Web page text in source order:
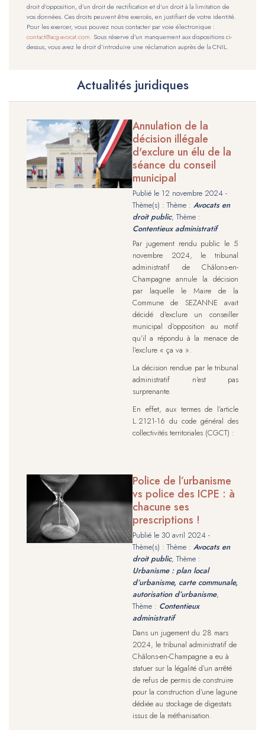
droit d’opposition, d’un droit de rectification et d’un droit à la limitation de
vos données. Ces droits peuvent être exercés, en justifiant de votre identité.
Pour les exercer, vous pouvez nous contacter par voie électronique :
contact@acg-avocat.com. Sous réserve d’un manquement aux dispositions ci-
dessus, vous avez le droit d’introduire une réclamation auprès de la CNIL.
Actualités juridiques
Annulation de la
décision illégale
d'exclure un élu de la
séance du conseil
municipal
Publié le 12 novembre 2024 -
Thème(s) : Thème : Avocats en
droit public, Thème :
Contentieux administratif
Par jugement rendu public le 5
novembre 2024, le tribunal
administratif de Châlons-en-
Champagne annule la décision
par laquelle le Maire de la
Commune de SEZANNE avait
décidé d’exclure un conseiller
municipal d’opposition au motif
qu’il a répondu à la menace de
l’exclure « ça va ».
La décision rendue par le tribunal
administratif n’est pas
surprenante.
En effet, aux termes de l’article
L.2121-16 du code général des
collectivités territoriales (CGCT) :
Police de l’urbanisme
vs police des ICPE : à
chacune ses
prescriptions !
Publié le 30 avril 2024 -
Thème(s) : Thème : Avocats en
droit public, Thème :
Urbanisme : plan local
d’urbanisme, carte communale,
autorisation d’urbanisme,
Thème : Contentieux
administratif
Dans un jugement du 28 mars
2024, le tribunal administratif de
Châlons-en-Champagne a eu à
statuer sur la légalité d’un arrêté
de refus de permis de construire
pour la construction d’une lagune
dédiée au stockage de digestats
issus de la méthanisation.